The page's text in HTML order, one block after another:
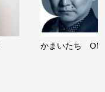
かまいたち